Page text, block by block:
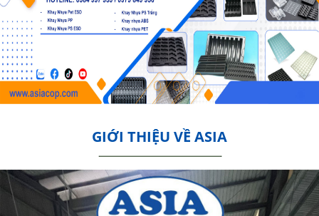
GIỚI THIỆU VỀ ASIA